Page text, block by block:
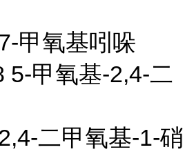
甲氧基吲哚
5-甲氧基-2,4-二
二甲氧基-1-硝